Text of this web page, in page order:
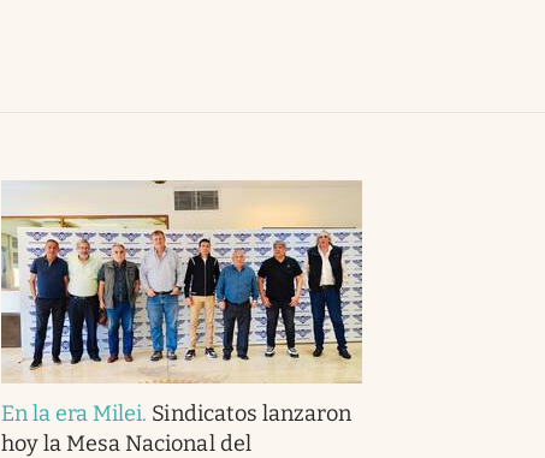
En la era Milei. Sindicatos lanzaron
hoy la Mesa Nacional del